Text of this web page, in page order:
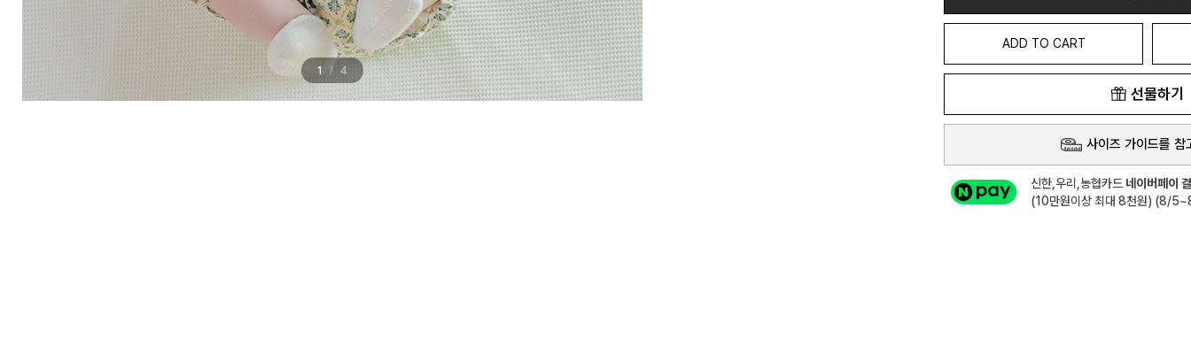
1 / 4
ADD TO CART
선물하기
사이즈 가이드를 참
신한,우리,농협카드 네이버페이
(10만원이상 최대 8천원) (8/